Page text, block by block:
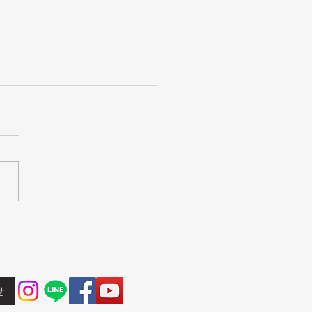
聞にゆりいか研究会の